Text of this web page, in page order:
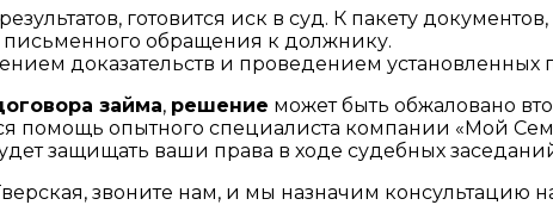
готовится иск в суд. К пакету
письменного обращения к должнику.
доказательств и проведением
займа, решение может быть обжаловано
помощь опытного специалиста компании «Мой
защищать ваши права в ходе судебных
звоните нам, и мы назначим консультацию